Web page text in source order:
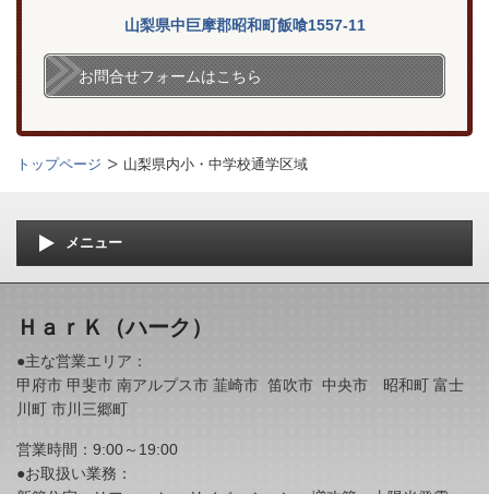
山梨県中巨摩郡昭和町飯喰1557-11
お問合せフォームはこちら
トップページ 山梨県内小・中学校通学区域
メニュー
ＨａｒＫ （ハーク）
●主な営業エリア：
甲府市 甲斐市 南アルプス市 韮崎市 笛吹市 中央市 昭和町 富士
川町 市川三郷町
営業時間：9:00～19:00
●お取扱い業務：